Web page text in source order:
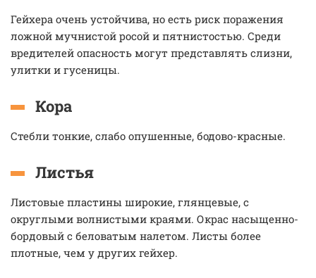
Гейхера очень устойчива, но есть риск поражения
ложной мучнистой росой и пятнистостью. Среди
вредителей опасность могут представлять слизни,
улитки и гусеницы.
Кора
Стебли тонкие, слабо опушенные, бодово-красные.
Листья
Листовые пластины широкие, глянцевые, с
округлыми волнистыми краями. Окрас насыщенно-
бордовый с беловатым налетом. Листы более
плотные, чем у других гейхер.